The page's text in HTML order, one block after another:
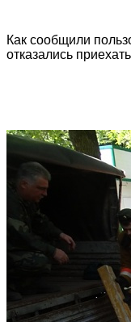
Как сообщили
отказались